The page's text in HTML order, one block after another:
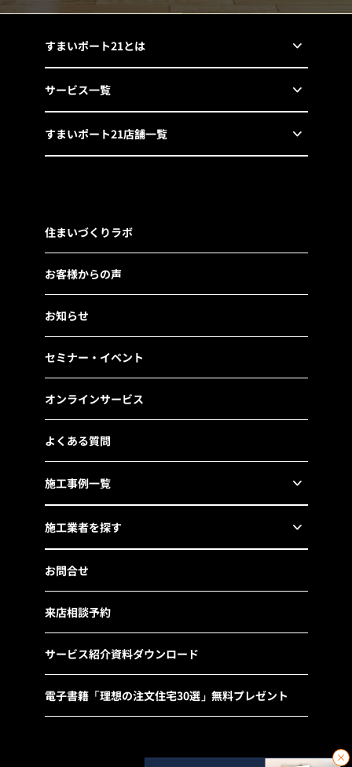
すまいポート21とは
サービス一覧
すまいポート21店舗一覧
住まいづくりラボ
お客様からの声
お知らせ
セミナー・イベント
オンラインサービス
よくある質問
施工事例一覧
施工業者を探す
お問合せ
来店相談予約
サービス紹介資料ダウンロード
電子書籍「理想の注文住宅30選」無料プレゼント